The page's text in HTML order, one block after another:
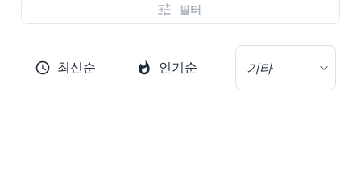
필터
최신순 인기순 기타